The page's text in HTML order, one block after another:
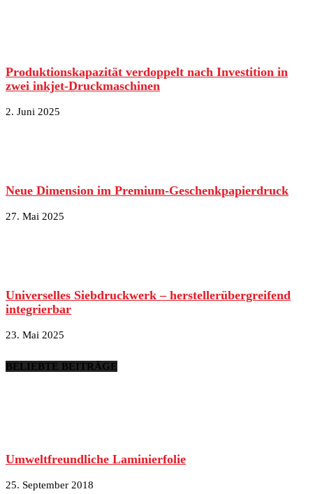
Produktionskapazität verdoppelt nach Investition in
zwei inkjet-Druckmaschinen
2. Juni 2025
Neue Dimension im Premium-Geschenkpapierdruck
27. Mai 2025
Universelles Siebdruckwerk – herstellerübergreifend
integrierbar
23. Mai 2025
BELIEBTE BEITRÄGE
Umweltfreundliche Laminierfolie
25. September 2018